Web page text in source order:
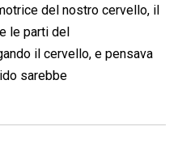
del nostro cervello, il
le parti del
il cervello, e pensava
sarebbe